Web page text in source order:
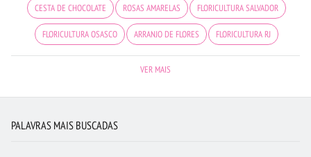
CESTA DE CHOCOLATE ROSAS AMARELAS FLORICULTURA SALVADOR
FLORICULTURA OSASCO ARRANJO DE FLORES FLORICULTURA RJ
VER MAIS
PALAVRAS MAIS BUSCADAS